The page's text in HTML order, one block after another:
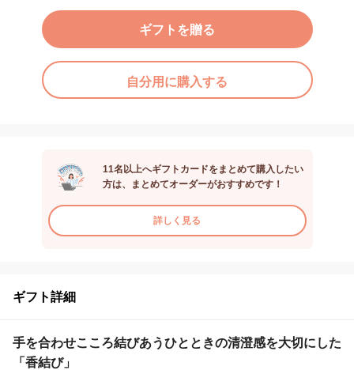
ギフトを贈る
自分用に購入する
11名以上へギフトカードをまとめて購入したい
方は、まとめてオーダーがおすすめです！
詳しく見る
ギフト詳細
手を合わせこころ結びあうひとときの清澄感を大切にした
「香結び」